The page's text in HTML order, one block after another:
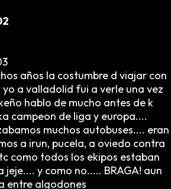
años la costumbre d viajar con
yo a valladolid fui a verle una vez
hablo de mucho antes de k
campeon de liga y europa....
muchos autobuses.... eran
a irun, pucela, a oviedo contra
como todos los ekipos estaban
y como no..... BRAGA! aun
entre algodones